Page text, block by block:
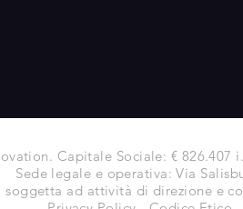
Capitale Sociale: € 826.407
​Sede legale e operativa: Via
soggetta ad attività di direzione e